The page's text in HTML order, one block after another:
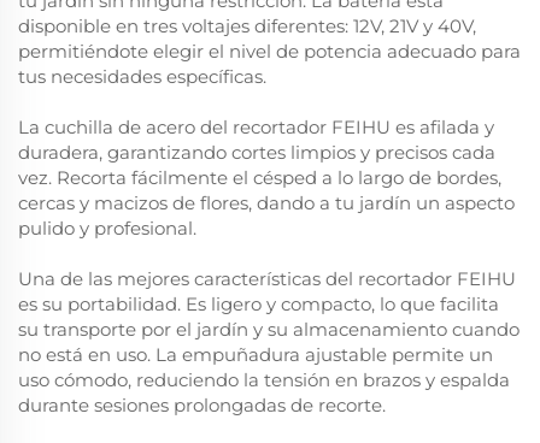
disponible en tres voltajes diferentes: 12V, 21V y 40V,
permitiéndote elegir el nivel de potencia adecuado para
tus necesidades específicas.
La cuchilla de acero del recortador FEIHU es afilada y
duradera, garantizando cortes limpios y precisos cada
vez. Recorta fácilmente el césped a lo largo de bordes,
cercas y macizos de flores, dando a tu jardín un aspecto
pulido y profesional.
Una de las mejores características del recortador FEIHU
es su portabilidad. Es ligero y compacto, lo que facilita
su transporte por el jardín y su almacenamiento cuando
no está en uso. La empuñadura ajustable permite un
uso cómodo, reduciendo la tensión en brazos y espalda
durante sesiones prolongadas de recorte.